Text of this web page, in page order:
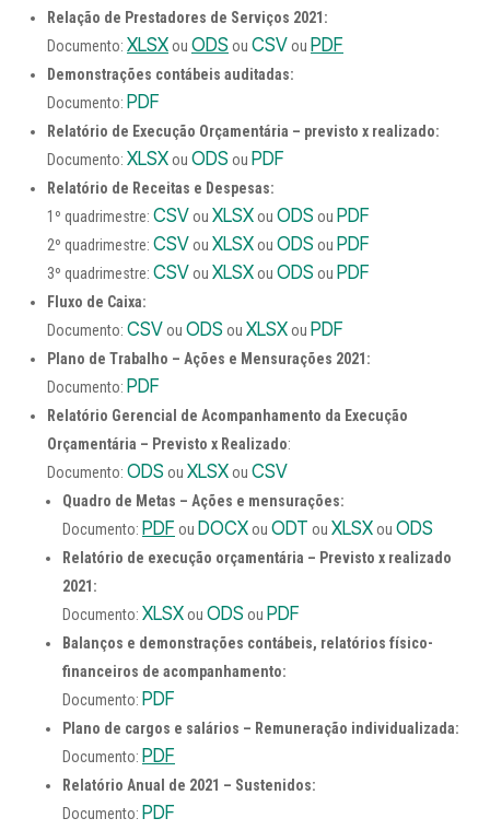
Relação de Prestadores de Serviços 2021:
Documento: XLSXou ODS ou CSVou PDF
Demonstrações contábeis auditadas:
Documento: PDF
Relatório de Execução Orçamentária – previsto x realizado:
Documento: XLSXou ODS ou PDF
Relatório de Receitas e Despesas:
1º quadrimestre: CSVou XLSXou ODS ou PDF
2º quadrimestre: CSVou XLSXou ODS ou PDF
3º quadrimestre: CSVou XLSXou ODS ou PDF
Fluxo de Caixa:
Documento: CSVou ODS ou XLSXou PDF
Plano de Trabalho – Ações e Mensurações 2021:
Documento: PDF
Relatório Gerencial de Acompanhamento da Execução
Orçamentária – Previsto x Realizado:
Documento: ODS ou XLSXou CSV
Quadro de Metas – Ações e mensurações:
Documento: PDF ou DOCXou ODT ou XLSXou ODS
Relatório de execução orçamentária – Previsto x realizado
2021:
Documento: XLSXou ODS ou PDF
Balanços e demonstrações contábeis, relatórios físico-
financeiros de acompanhamento:
Documento: PDF
Plano de cargos e salários – Remuneração individualizada:
Documento: PDF
Relatório Anual de 2021 – Sustenidos:
Documento: PDF